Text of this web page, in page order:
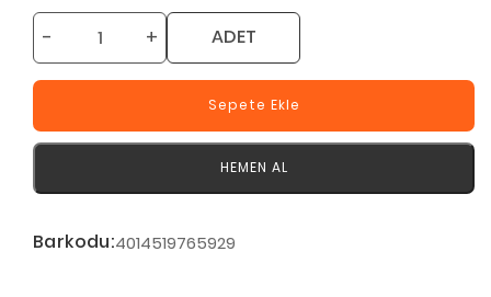
- + ADET
Sepete Ekle
HEMEN AL
Barkodu:4014519765929